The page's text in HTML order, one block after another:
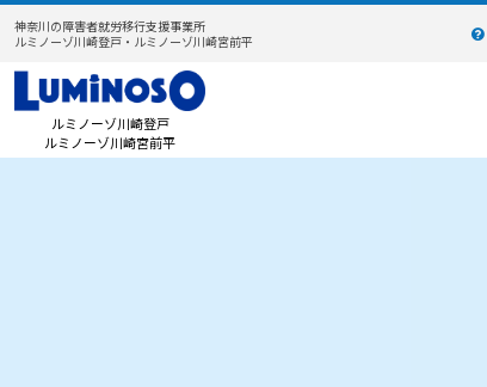
神奈川の障害者就労移行支援事業所
ルミノーゾ川崎登戸・ルミノーゾ川崎宮前平
ルミノーゾ川崎登戸
ルミノーゾ川崎宮前平